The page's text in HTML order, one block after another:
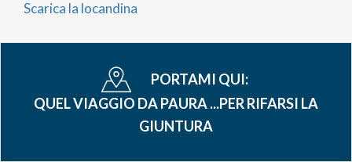
Scarica la locandina
PORTAMI QUI:
QUEL VIAGGIO DA PAURA ...PER RIFARSI LA
GIUNTURA